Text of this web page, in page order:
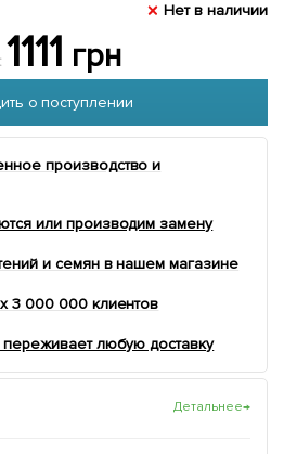
Нет в наличии
1111 грн
о поступлении
производство и
или производим замену
и семян в нашем магазине
3 000 000 клиентов
переживает любую доставку
Детальнее→